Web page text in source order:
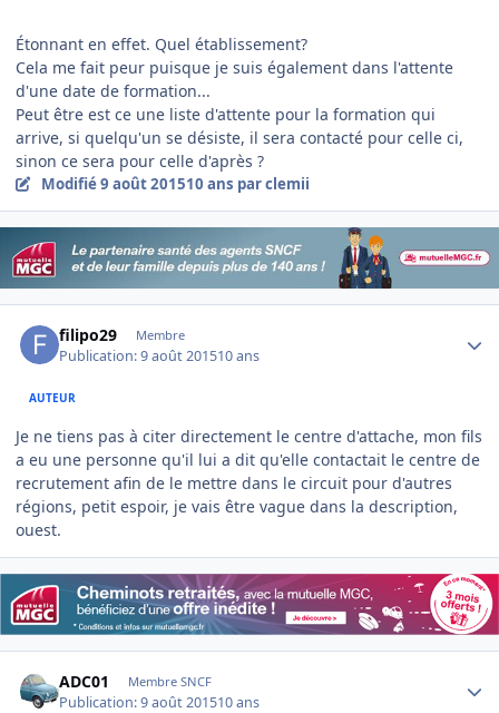
Étonnant en effet. Quel établissement?
Cela me fait peur puisque je suis également dans l'attente
d'une date de formation...
Peut être est ce une liste d'attente pour la formation qui
arrive, si quelqu'un se désiste, il sera contacté pour celle ci,
sinon ce sera pour celle d'après ?
Modifié9 août 201510 ans par clemii
filipo29 Membre
Publication:9 août 201510 ans
AUTEUR
Je ne tiens pas à citer directement le centre d'attache, mon fils
a eu une personne qu'il lui a dit qu'elle contactait le centre de
recrutement afin de le mettre dans le circuit pour d'autres
régions, petit espoir, je vais être vague dans la description,
ouest.
ADC01 Membre SNCF
Publication:9 août 201510 ans